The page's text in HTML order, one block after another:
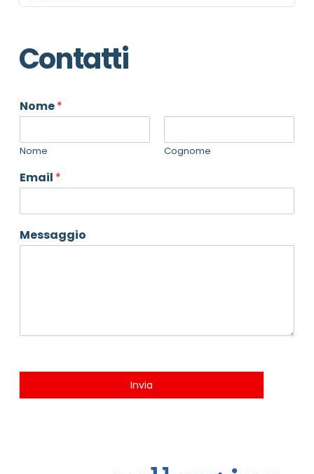
Contatti
Nome*
Nome Cognome
Email *
Messaggio
Invia